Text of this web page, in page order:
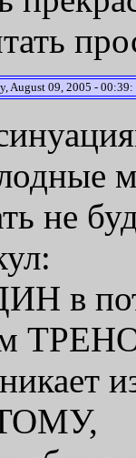
August 09, 2005 - 00:39:
не
в